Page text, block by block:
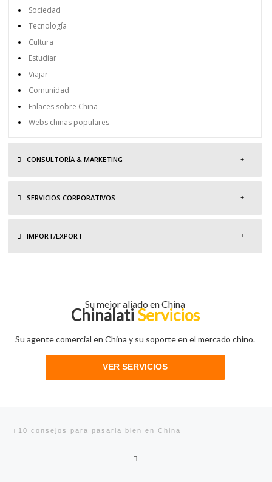
Sociedad
Tecnología
Cultura
Estudiar
Viajar
Comunidad
Enlaces sobre China
Webs chinas populares
CONSULTORÍA & MARKETING
SERVICIOS CORPORATIVOS
IMPORT/EXPORT
Su mejor aliado en China
Chinalati Servicios
Su agente comercial en China y su soporte en el mercado chino.
VER SERVICIOS
10 consejos para pasarla bien en China